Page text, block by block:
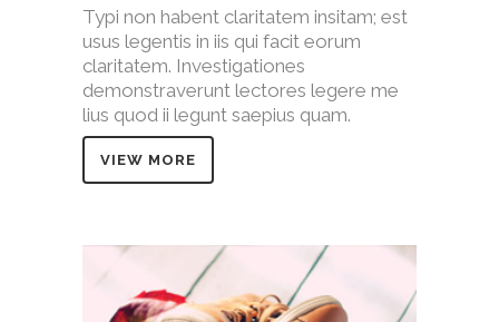
Typi non habent claritatem insitam; est
usus legentis in iis qui facit eorum
claritatem. Investigationes
demonstraverunt lectores legere me
lius quod ii legunt saepius quam.
VIEW MORE